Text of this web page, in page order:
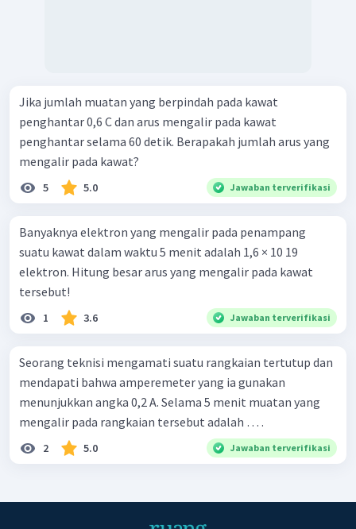
Jika jumlah muatan yang berpindah pada kawat
penghantar 0,6 C dan arus mengalir pada kawat
penghantar selama 60 detik. Berapakah jumlah arus yang
mengalir pada kawat?
5 5.0 Jawaban terverifikasi
Banyaknya elektron yang mengalir pada penampang
suatu kawat dalam waktu 5 menit adalah 1,6 × 10 19
elektron. Hitung besar arus yang mengalir pada kawat
tersebut!
1 3.6 Jawaban terverifikasi
Seorang teknisi mengamati suatu rangkaian tertutup dan
mendapati bahwa amperemeter yang ia gunakan
menunjukkan angka 0,2 A. Selama 5 menit muatan yang
mengalir pada rangkaian tersebut adalah … .
2 5.0 Jawaban terverifikasi